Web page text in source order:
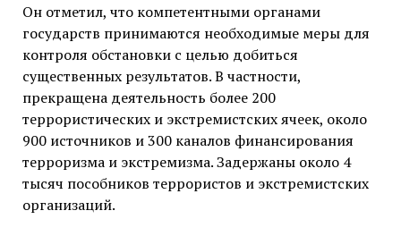
Он отметил, что компетентными органами
государств принимаются необходимые меры для
контроля обстановки с целью добиться
существенных результатов. В частности,
прекращена деятельность более 200
террористических и экстремистских ячеек, около
900 источников и 300 каналов финансирования
терроризма и экстремизма. Задержаны около 4
тысяч пособников террористов и экстремистских
организаций.